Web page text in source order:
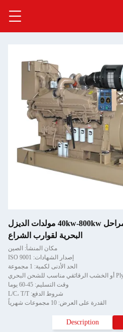
مولد قوارب الشراع 3 مراحل 40kw-800kw مولدات الديزل
البحرية لقوارب الشراع
مكان المنشأ: الصين
إصدار الشهادات: ISO 9001
الحد الأدنى لكمية: 1 مجموعة
وقت التسليم: 45-60 يوما
شروط الدفع: L/C، T/T
القدرة على العرض: 10 مجموعات شهرياً
Description